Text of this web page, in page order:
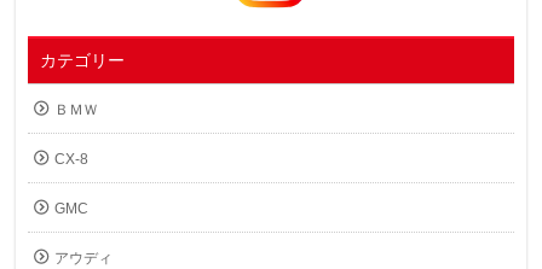
カテゴリー
ＢＭＷ
CX-8
GMC
アウディ